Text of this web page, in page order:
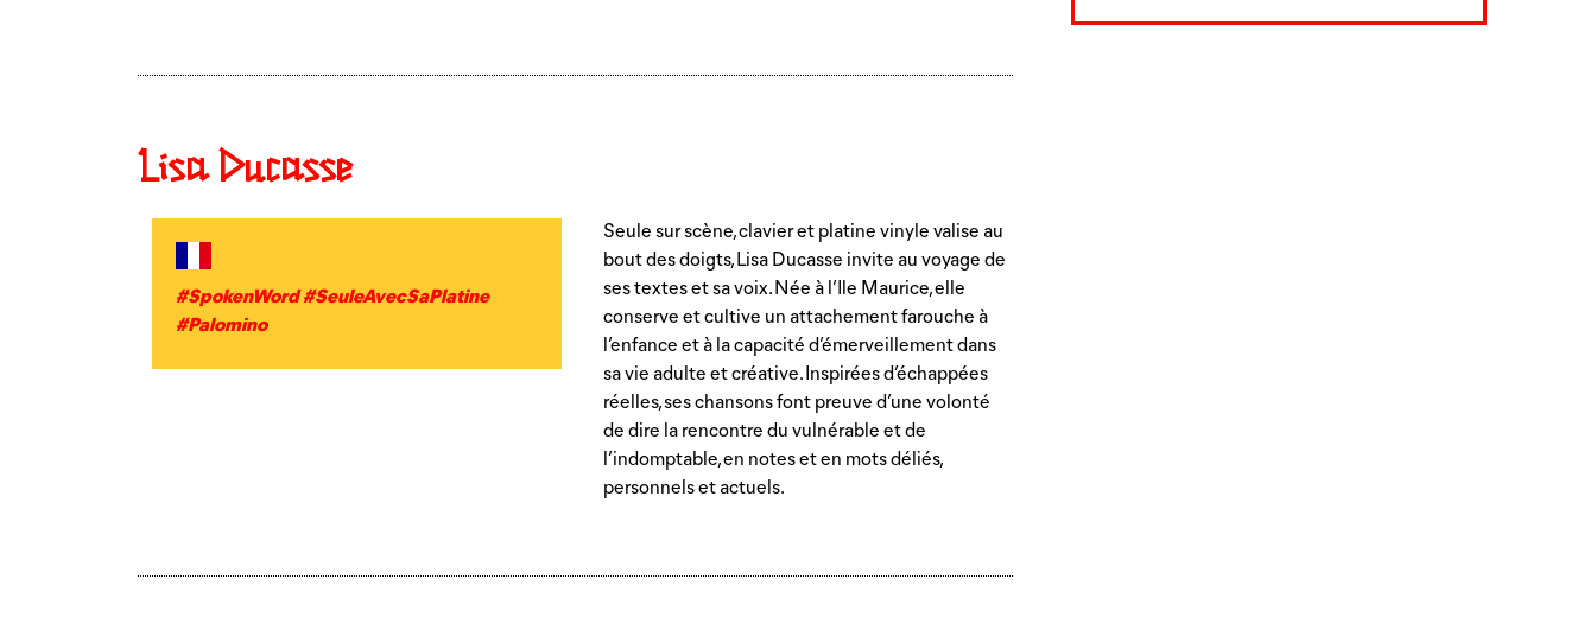
Lisa Ducasse
#SpokenWord #SeuleAvecSaPlatine
#Palomino
Seule sur scène, clavier et platine vinyle valise au
bout des doigts, Lisa Ducasse invite au voyage de
ses textes et sa voix. Née à l’Ile Maurice, elle
conserve et cultive un attachement farouche à
l’enfance et à la capacité d’émerveillement dans
sa vie adulte et créative. Inspirées d’échappées
réelles, ses chansons font preuve d’une volonté
de dire la rencontre du vulnérable et de
l’indomptable, en notes et en mots déliés,
personnels et actuels.